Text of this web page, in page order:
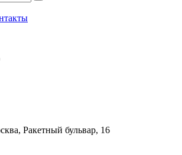
, Ракетный бульвар, 16